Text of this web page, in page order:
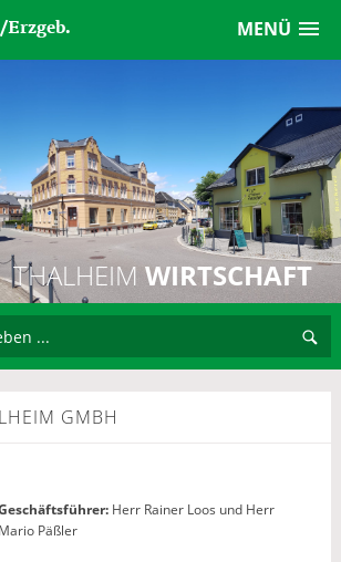
MENÜ
THALHEIM WIRTSCHAFT
GMBH
Herr Rainer Loos und Herr
Mario Päßler